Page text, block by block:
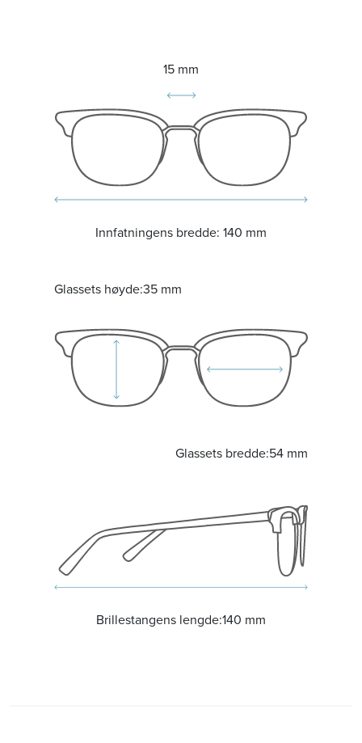
15 mm
Innfatningens bredde: 140 mm
Glassets høyde:35 mm
Glassets bredde:54 mm
Brillestangens lengde:140 mm